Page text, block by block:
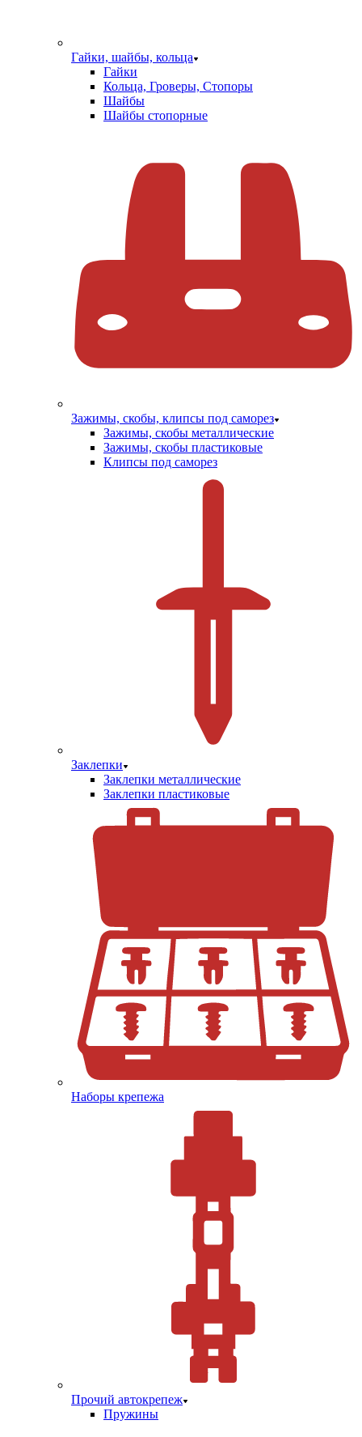
Гайки, шайбы, кольца
Гайки
Кольца, Гроверы, Стопоры
Шайбы
Шайбы стопорные
Зажимы, скобы, клипсы под саморез
Зажимы, скобы металлические
Зажимы, скобы пластиковые
Клипсы под саморез
Заклепки
Заклепки металлические
Заклепки пластиковые
Наборы крепежа
Прочий автокрепеж
Пружины